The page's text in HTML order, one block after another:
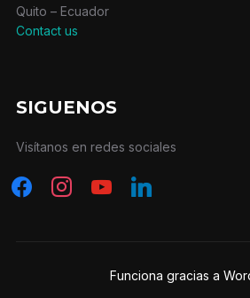
Quito – Ecuador
Contact us
SIGUENOS
Visítanos en redes sociales
facebookinstagramyoutubelinkedin
Funciona gracias a